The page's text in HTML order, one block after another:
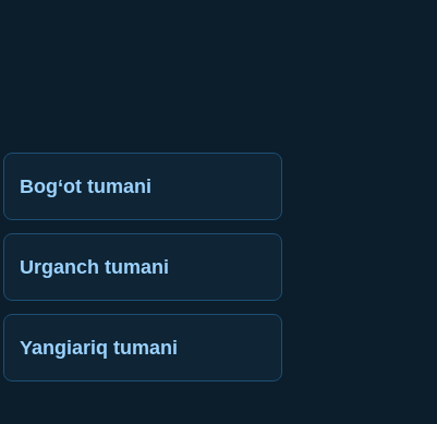
Bog‘ot tumani
Urganch tumani
Yangiariq tumani